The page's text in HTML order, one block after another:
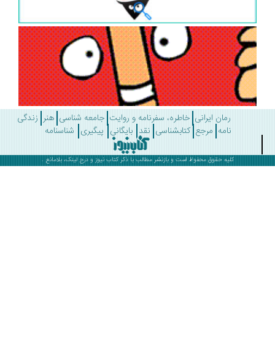
رمان ایرانی خاطره، سفرنامه و روایت جامعه شناسی هنر زندگی
مرجع کتابشناسی نقد بایگانی پیگیری شناسنامه
کلیه حقوق محفوظ است و بازنشر مطالب با ذکرکتاب نیوز و درج لینک، بلامانع .